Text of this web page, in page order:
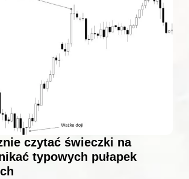
czytać świeczki na
typowych pułapek